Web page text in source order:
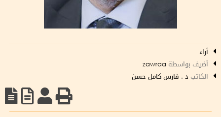
أراء
أضيف بواسطة
الكاتب د . فارس كامل حسن